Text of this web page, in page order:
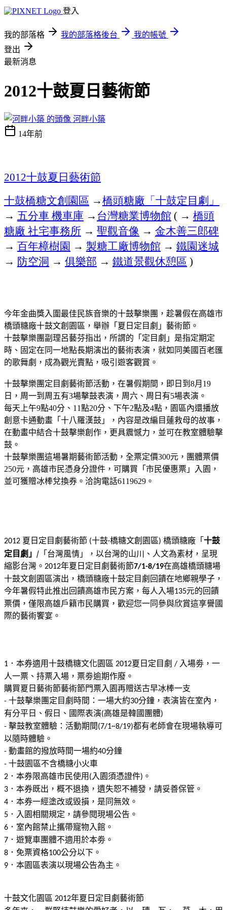
登入
我的部落格 我的部落格後台
我的帳號
登出
最新消息
2012十鼓夏日藝術節
河畔小築
14年前
2012十鼓夏日藝術節
十鼓橋糖文創園區 →橋頭糖廠「十鼓定目劇」
→ 五分車 機車庫 → 台灣糖業博物館 ( → 橋頭
糖廠 社宅事務所 → 聖觀音像 → 金木善三郎碑
→ 百年樟樹園 → 製糖工廠博物館 → 鐵園迷城
→ 防空洞 → 俱樂部 → 鐵道景觀休憩區 )
今年金曲獎入圍最佳民族音樂的十鼓擊樂團，趁暑假在高雄市
橋頭糖廠十鼓文創園區，舉辦「夏日定目劇」藝術節。
十鼓擊樂團副理呂藝芬指出，所謂的「定目劇」是指定期定
時、固定在同一地點長期演出的藝術表演，就如同美國百老匯
的歌舞劇，成為觀光賣點，吸引遊客觀賞。
十鼓擊樂團定目劇藝術節活動，在暑假期間，即日到8月19
日，周一到周五有3場擊鼓表演，周六、周日有5場表演。
每天上午9點40分、 11點20分、下午2點及4點，園區內還播放
創意卡通動畫「十八羅漢鼓」，內容是改編目蓮救母的故事，
在動畫中結合十鼓擊樂創作，更具震憾力，並可在教室體驗擊
鼓。
十鼓擊樂團這場暑期藝術節活動，全票定價300元，團體票價
250元，高雄市民憑身分證件，可購買「市民優惠票」入園，
並可獲贈冰棒兌換券。洽詢電話6119629 。
2012 夏日定目劇藝術節 (十鼓‧橋糖文創園區) 橋頭糖廠「十鼓
定目劇」/ 「台灣風情」，以台灣的山川、人文為素材，呈現
縮影台灣。 2012年夏日定目劇藝術節7/1-8/19在高雄橋頭糖場
十鼓文創園區演出，橋頭糖廠十鼓定目劇回饋在地鄉親學子，
今年暑假特此推出回饋高雄市民方案，每人入場135元的回饋
票價，僅限高雄戶籍市民購買，歡迎您一同參與欣賞這享譽國
際的藝術饗宴。
1 ．本券適用十鼓橋糖文化園區 2012夏日定目劇 / 入場劵，一
人一票、持票入場，票劵逾期作廢。
購買夏日藝術節藝術節門票入園再贈送古早冰棒一支
- 十鼓擊樂團定目劇時間：一場大約30分鐘，表演皆在室內，
有分平日、假日、國際表演(高雄是韓國團體)
- 擊鼓教室體驗：活動期間(7/1~8/19)都有老師會在現場執導可
以隨時體驗。
- 動畫館的撥放時間一場約40分鐘
- 十鼓園區不含橋糖小火車
2 ．本券限高雄市民使用(入園須憑證件) 。
3 ．本券既出，概不退換，遺失恕不補發，請妥善保管。
4 ．本券一經塗改或毀損，是同無效。
5 ．入園相關規定，請參閱現場公告。
6 ．室內館禁止攜帶寵物入館。
7 ．遊覽車團體不適用於本劵。
8 ．免票資格100公分以下。
9 ．本園區表演以現場公告為主。
十鼓文化園區 2012年夏日定目劇藝術節